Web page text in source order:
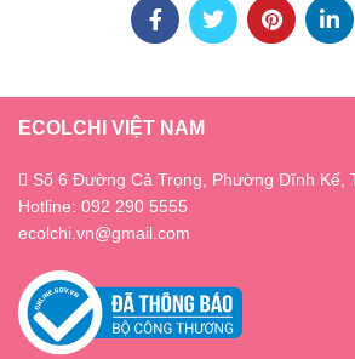
ECOLCHI VIỆT NAM
Số 6 Đường Cả Trọng, Phường Dĩnh Kế,
Hotline: 092 290 5555
ecolchi.vn@gmail.com